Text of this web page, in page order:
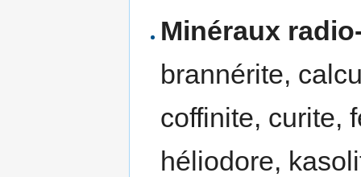
Minéraux
brannérite,
coffinite, curite,
héliodore,